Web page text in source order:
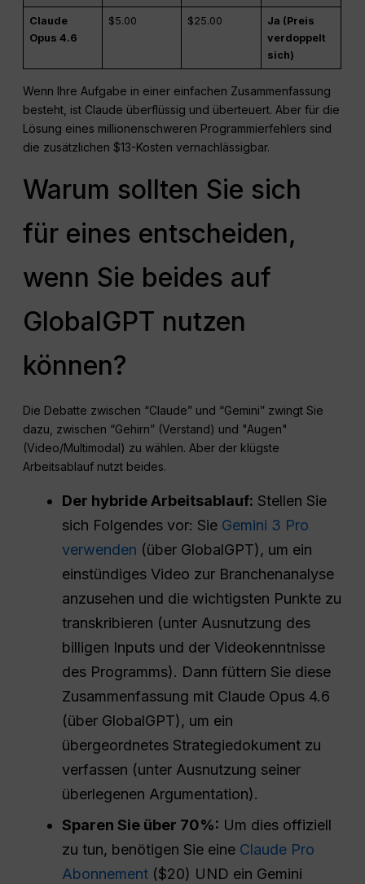
Claude
Opus 4.6
$5.00 $25.00
Ja (Preis
verdoppelt
sich)
Wenn Ihre Aufgabe in einer einfachen Zusammenfassung
besteht, ist Claude überflüssig und überteuert. Aber für die
Lösung eines millionenschweren Programmierfehlers sind
die zusätzlichen $13-Kosten vernachlässigbar.
Warum sollten Sie sich
für eines entscheiden,
wenn Sie beides auf
GlobalGPT nutzen
können?
Die Debatte zwischen “Claude” und “Gemini” zwingt Sie
dazu, zwischen “Gehirn” (Verstand) und "Augen"
(Video/Multimodal) zu wählen. Aber der klügste
Arbeitsablauf nutzt beides.
Der hybride Arbeitsablauf: Stellen Sie
sich Folgendes vor: Sie Gemini 3 Pro
verwenden (über GlobalGPT), um ein
einstündiges Video zur Branchenanalyse
anzusehen und die wichtigsten Punkte zu
transkribieren (unter Ausnutzung des
billigen Inputs und der Videokenntnisse
des Programms). Dann füttern Sie diese
Zusammenfassung mit Claude Opus 4.6
(über GlobalGPT), um ein
übergeordnetes Strategiedokument zu
verfassen (unter Ausnutzung seiner
überlegenen Argumentation).
Sparen Sie über 70%: Um dies offiziell
zu tun, benötigen Sie eine Claude Pro
Abonnement ($20) UND ein Gemini